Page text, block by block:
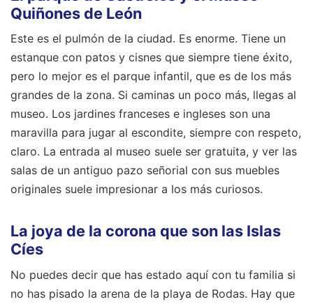
Quiñones de León
Este es el pulmón de la ciudad. Es enorme. Tiene un
estanque con patos y cisnes que siempre tiene éxito,
pero lo mejor es el parque infantil, que es de los más
grandes de la zona. Si caminas un poco más, llegas al
museo. Los jardines franceses e ingleses son una
maravilla para jugar al escondite, siempre con respeto,
claro. La entrada al museo suele ser gratuita, y ver las
salas de un antiguo pazo señorial con sus muebles
originales suele impresionar a los más curiosos.
La joya de la corona que son las Islas
Cíes
No puedes decir que has estado aquí con tu familia si
no has pisado la arena de la playa de Rodas. Hay que